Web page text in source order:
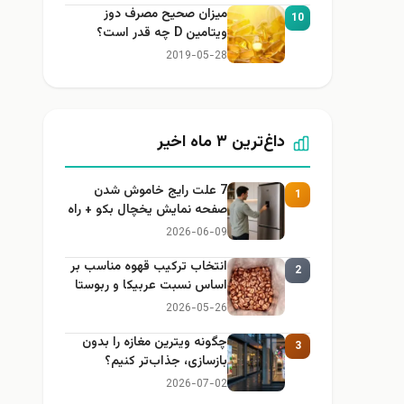
10
میزان صحیح مصرف دوز
ویتامین D چه قدر است؟
2019-05-28
داغ‌ترین ۳ ماه اخیر
1
7 علت رایج خاموش شدن
صفحه نمایش یخچال بکو + راه
حل
2026-06-09
2
انتخاب ترکیب قهوه مناسب بر
اساس نسبت عربیکا و ربوستا
2026-05-26
3
چگونه ویترین مغازه را بدون
بازسازی، جذاب‌تر کنیم؟
2026-07-02